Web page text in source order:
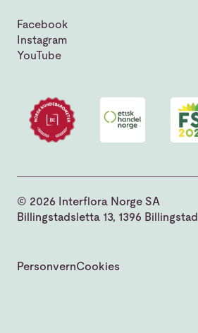
Facebook
Instagram
YouTube
© 2026 Interflora Norge SA
Billingstadsletta 13, 1396 Billingstad
PersonvernCookies